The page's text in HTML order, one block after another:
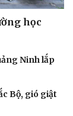
học
Ninh lắp
Bộ, gió giật